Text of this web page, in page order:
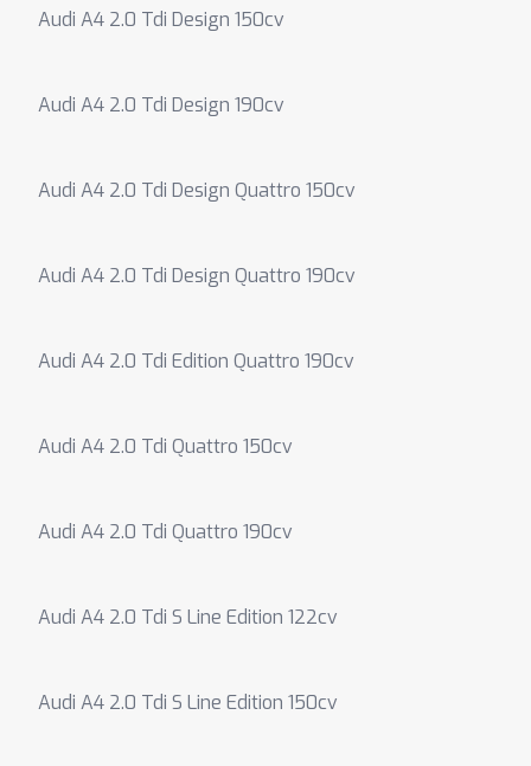
Audi A4 2.0 Tdi Design 150cv
Audi A4 2.0 Tdi Design 190cv
Audi A4 2.0 Tdi Design Quattro 150cv
Audi A4 2.0 Tdi Design Quattro 190cv
Audi A4 2.0 Tdi Edition Quattro 190cv
Audi A4 2.0 Tdi Quattro 150cv
Audi A4 2.0 Tdi Quattro 190cv
Audi A4 2.0 Tdi S Line Edition 122cv
Audi A4 2.0 Tdi S Line Edition 150cv